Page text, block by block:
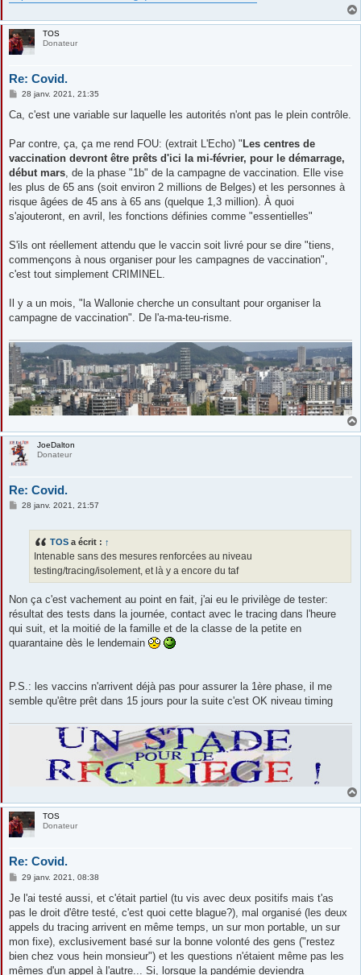
TOS
Donateur
Re: Covid.
M
s
g
28 janv. 2021, 21:35
Ca, c'est une variable sur laquelle les autorités n'ont pas le plein contrôle.
Par contre, ça, ça me rend FOU: (extrait L'Echo) " Les centres de
vaccination devront être prêts d'ici la mi-février, pour le démarrage,
début mars, de la phase "1b" de la campagne de vaccination. Elle vise
les plus de 65 ans (soit environ 2 millions de Belges) et les personnes à
risque âgées de 45 ans à 65 ans (quelque 1,3 million). À quoi
s'ajouteront, en avril, les fonctions définies comme "essentielles"
S'ils ont réellement attendu que le vaccin soit livré pour se dire "tiens,
commençons à nous organiser pour les campagnes de vaccination",
c'est tout simplement CRIMINEL.
Il y a un mois, "la Wallonie cherche un consultant pour organiser la
campagne de vaccination". De l'a-ma-teu-risme.
JoeDalton
Donateur
Re: Covid.
M28 janv. 2021, 21:57
TOS a écrit : ↑
Intenable sans des mesures renforcées au niveau
testing/tracing/isolement, et là y a encore du taf
Non ça c'est vachement au point en fait, j'ai eu le privilège de tester:
résultat des tests dans la journée, contact avec le tracing dans l'heure
qui suit, et la moitié de la famille et de la classe de la petite en
quarantaine dès le lendemain
P.S.: les vaccins n'arrivent déjà pas pour assurer la 1ère phase, il me
semble qu'être prêt dans 15 jours pour la suite c'est OK niveau timing
TOS
Donateur
Re: Covid.
M
s
a
g
e
29 janv. 2021, 08:38
Je l'ai testé aussi, et c'était partiel (tu vis avec deux positifs mais t'as
pas le droit d'être testé, c'est quoi cette blague?), mal organisé (les deux
appels du tracing arrivent en même temps, un sur mon portable, un sur
mon fixe), exclusivement basé sur la bonne volonté des gens ("restez
bien chez vous hein monsieur") et les questions n'étaient même pas les
mêmes d'un appel à l'autre... Si, lorsque la pandémie deviendra